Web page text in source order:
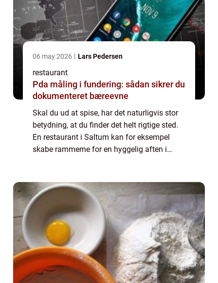
06 may 2026 Lars Pedersen
restaurant
Pda måling i fundering: sådan sikrer du
dokumenteret bæreevne
Skal du ud at spise, har det naturligvis stor
betydning, at du finder det helt rigtige sted.
En restaurant i Saltum kan for eksempel
skabe rammerne for en hyggelig aften i